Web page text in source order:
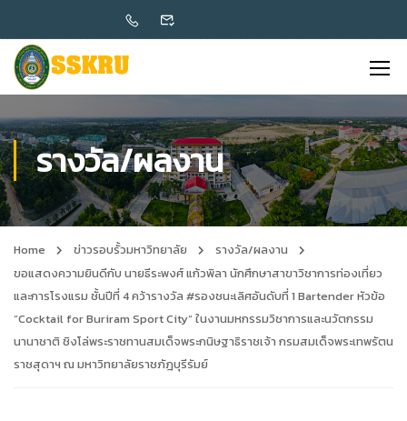
รางวัล/ผลงาน
Home ข่าวรอบรั้วมหาวิทยาลัย
รางวัล/ผลงาน
ขอแสดงความยินดีกับ นายธีระพงศ์ แก้วพิลา นักศึกษาสาขาวิชาการท่องเที่ยว
และการโรงแรม ชั้นปีที่ 4 คว้ารางวัล #รองชนะเลิศอันดับที่ 1 Bartender หัวข้อ
“Cocktail for Buriram Sport City“ ในงานมหกรรมวิชาการและนวัตกรรม
นานาชาติ ชิงโล่พระราชทานสมเด็จพระกนิษฐาธิราชเจ้า กรมสมเด็จพระเทพรัตน
ราชสุดาฯ ณ มหาวิทยาลัยราชภัฎบุรีรัมย์